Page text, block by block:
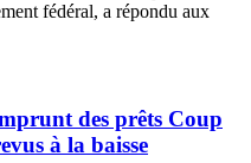
fédéral, a répondu aux
des prêts Coup
à la baisse